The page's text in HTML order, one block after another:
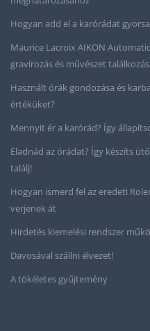
Hogyan add el a karórádat
Maurice Lacroix AIKON
gravírozás és művészet
Használt órák gondozása és
értéküket?
Mennyit ér a karórád? Így
Eladnád az órádat? Így készíts
találj!
Hogyan ismerd fel az eredeti
verjenek át
Hirdetés kiemelési rendszer
Davosával szállni élvezet!
A tökéletes gyűjtemény